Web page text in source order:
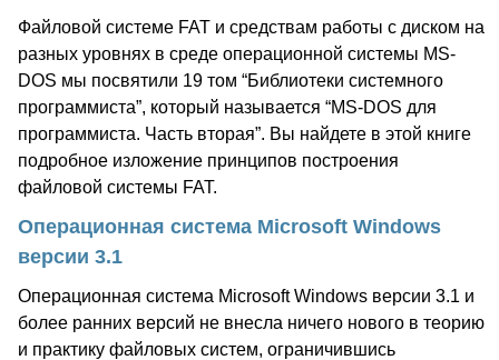
Файловой системе FAT и средствам работы с диском на
разных уровнях в среде операционной системы MS-
DOS мы посвятили 19 том “Библиотеки системного
программиста”, который называется “MS-DOS для
программиста. Часть вторая”. Вы найдете в этой книге
подробное изложение принципов построения
файловой системы FAT.
Операционная система Microsoft Windows
версии 3.1
Операционная система Microsoft Windows версии 3.1 и
более ранних версий не внесла ничего нового в теорию
и практику файловых систем, ограничившись